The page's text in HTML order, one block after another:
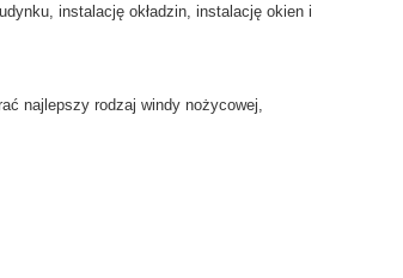
instalację okładzin, instalację okien i
najlepszy rodzaj windy nożycowej,